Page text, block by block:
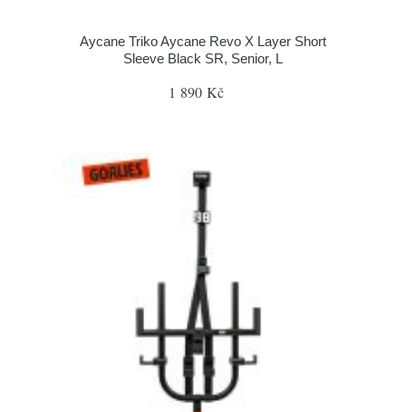
Aycane Triko Aycane Revo X Layer Short
Sleeve Black SR, Senior, L
1 890 Kč